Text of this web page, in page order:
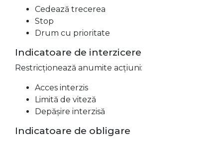
Cedează trecerea
Stop
Drum cu prioritate
Indicatoare de interzicere
Restricționează anumite acțiuni:
Acces interzis
Limită de viteză
Depășire interzisă
Indicatoare de obligare